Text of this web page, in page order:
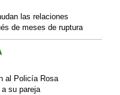
las relaciones
de meses de ruptura
al Policía Rosa
su pareja